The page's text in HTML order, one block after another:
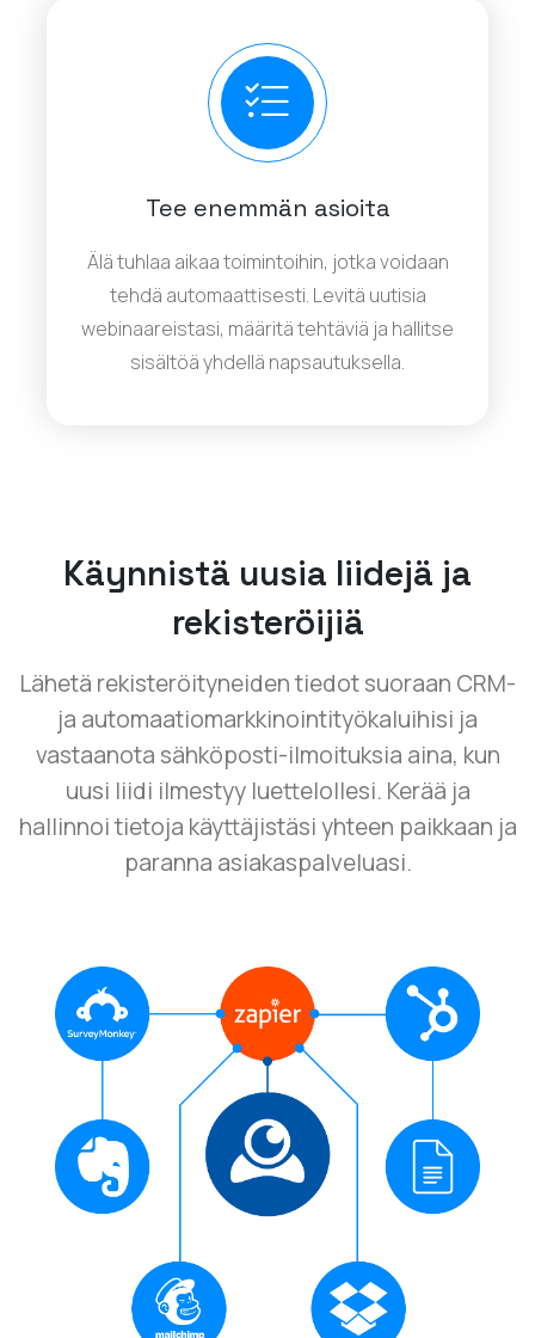
Tee enemmän asioita
Älä tuhlaa aikaa toimintoihin, jotka voidaan
tehdä automaattisesti. Levitä uutisia
webinaareistasi, määritä tehtäviä ja hallitse
sisältöä yhdellä napsautuksella.
Käynnistä uusia liidejä ja
rekisteröijiä
Lähetä rekisteröityneiden tiedot suoraan CRM-
ja automaatiomarkkinointityökaluihisi ja
vastaanota sähköposti-ilmoituksia aina, kun
uusi liidi ilmestyy luettelollesi. Kerää ja
hallinnoi tietoja käyttäjistäsi yhteen paikkaan ja
paranna asiakaspalveluasi.